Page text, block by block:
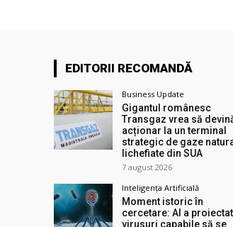
EDITORII RECOMANDĂ
Business Update
Gigantul românesc
Transgaz vrea să
acționar la un terminal
strategic de gaze
lichefiate din SUA
7 august 2026
Inteligența Artificială
Moment istoric în
cercetare: AI a proiectat
virusuri capabile să se